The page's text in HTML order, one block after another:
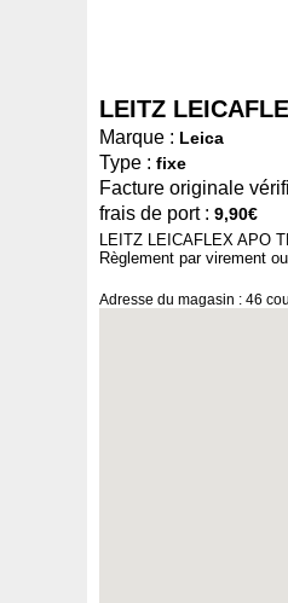
LEITZ
Marque : Leica
Type : fixe
Facture originale
frais de port : 9,90€
LEITZ LEICAFLEX APO
Règlement par virement
Adresse du magasin : 46